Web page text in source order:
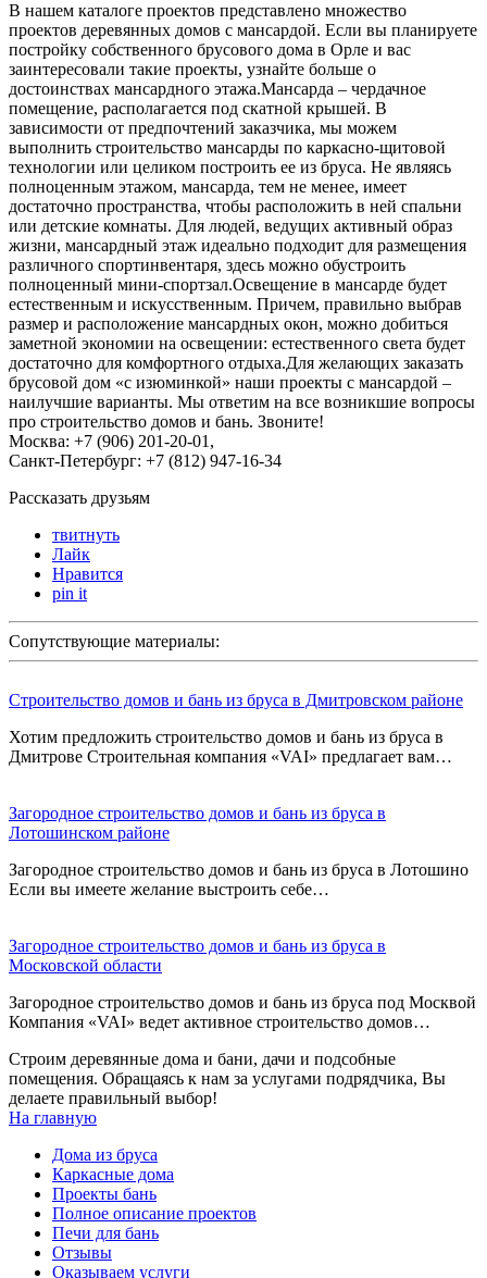
В нашем каталоге проектов представлено множество
проектов деревянных домов с мансардой. Если вы планируете
постройку собственного брусового дома в Орле и вас
заинтересовали такие проекты, узнайте больше о
достоинствах мансардного этажа.Мансарда – чердачное
помещение, располагается под скатной крышей. В
зависимости от предпочтений заказчика, мы можем
выполнить строительство мансарды по каркасно-щитовой
технологии или целиком построить ее из бруса. Не являясь
полноценным этажом, мансарда, тем не менее, имеет
достаточно пространства, чтобы расположить в ней спальни
или детские комнаты. Для людей, ведущих активный образ
жизни, мансардный этаж идеально подходит для размещения
различного спортинвентаря, здесь можно обустроить
полноценный мини-спортзал.Освещение в мансарде будет
естественным и искусственным. Причем, правильно выбрав
размер и расположение мансардных окон, можно добиться
заметной экономии на освещении: естественного света будет
достаточно для комфортного отдыха.Для желающих заказать
брусовой дом «с изюминкой» наши проекты с мансардой –
наилучшие варианты. Мы ответим на все возникшие вопросы
про строительство домов и бань. Звоните!
Москва: +7 (906) 201-20-01,
Санкт-Петербург: +7 (812) 947-16-34
Рассказать друзьям
твитнуть
Лайк
Нравится
pin it
Сопутствующие материалы:
Строительство домов и бань из бруса в Дмитровском районе
Хотим предложить строительство домов и бань из бруса в
Дмитрове Строительная компания «VAI» предлагает вам…
Загородное строительство домов и бань из бруса в
Лотошинском районе
Загородное строительство домов и бань из бруса в Лотошино
Если вы имеете желание выстроить себе…
Загородное строительство домов и бань из бруса в
Московской области
Загородное строительство домов и бань из бруса под Москвой
Компания «VAI» ведет активное строительство домов…
Строим деревянные дома и бани, дачи и подсобные
помещения. Обращаясь к нам за услугами подрядчика, Вы
делаете правильный выбор!
На главную
Дома из бруса
Каркасные дома
Проекты бань
Полное описание проектов
Печи для бань
Отзывы
Оказываем услуги